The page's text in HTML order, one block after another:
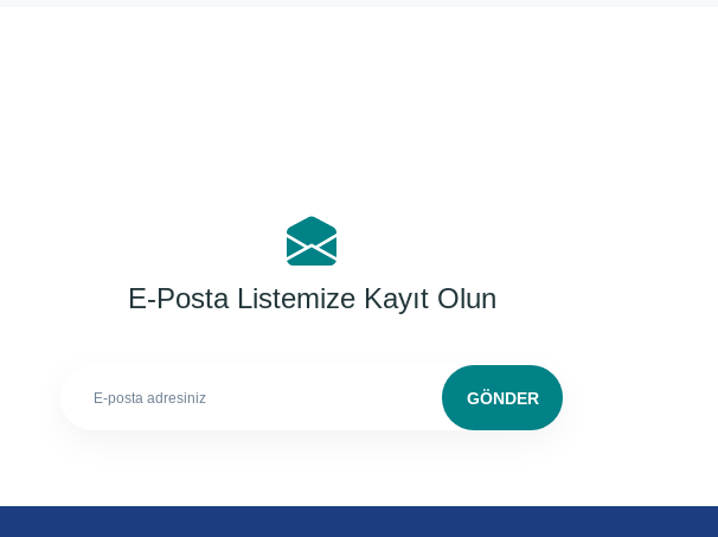
E-Posta Listemize Kayıt Olun
GÖNDER